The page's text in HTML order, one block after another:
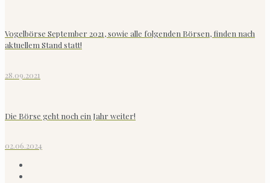
Vogelbörse September 2021, sowie alle folgenden Börsen, finden nach
aktuellem Stand statt!
28.09.2021
Die Börse geht noch ein Jahr weiter!
02.06.2024